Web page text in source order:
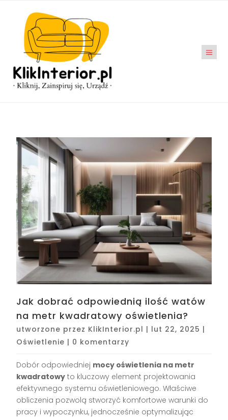
Jak dobrać odpowiednią ilość watów
na metr kwadratowy oświetlenia?
utworzone przez KlikInterior.pl | lut 22, 2025 |
Oświetlenie | 0 komentarzy
Dobór odpowiedniej mocy oświetlenia na metr
kwadratowy to kluczowy element projektowania
efektywnego systemu oświetleniowego. Właściwe
obliczenia pozwolą stworzyć komfortowe warunki do
pracy i wypoczynku, jednocześnie optymalizując